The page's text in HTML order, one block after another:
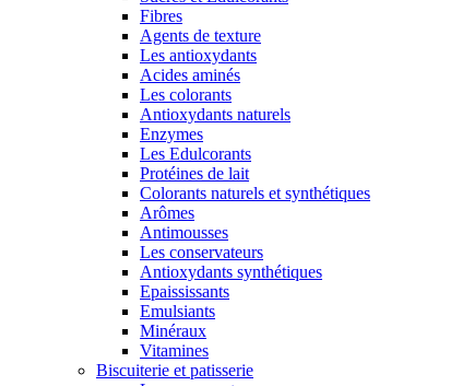
Fibres
Agents de texture
Les antioxydants
Acides aminés
Les colorants
Antioxydants naturels
Enzymes
Les Edulcorants
Protéines de lait
Colorants naturels et synthétiques
Arômes
Antimousses
Les conservateurs
Antioxydants synthétiques
Epaississants
Emulsiants
Minéraux
Vitamines
Biscuiterie et patisserie